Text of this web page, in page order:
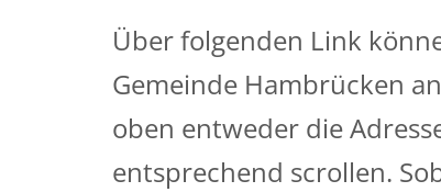
Über folgenden Link
Gemeinde Hambrücken
oben entweder die
entsprechend scrollen.